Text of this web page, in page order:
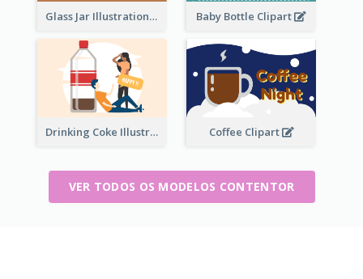
Glass Jar Illustration Baby Bottle Clipart
Drinking Coke Illustration Coffee Clipart
VER TODOS OS MODELOS CONTENTOR